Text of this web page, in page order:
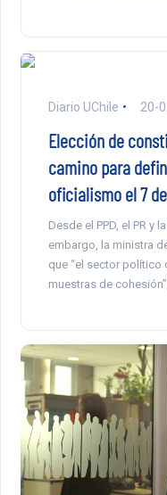
Diario UChile 20-
Elección de
camino para
oficialismo el 7
Desde el PPD, el PR y
embargo, la ministra
que “el sector político
muestras de